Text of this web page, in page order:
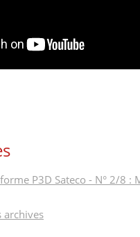
P3D Sateco - N° 2/8 :
archives